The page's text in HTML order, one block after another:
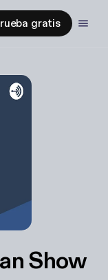
gratis
Show